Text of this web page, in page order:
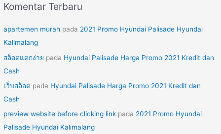
Komentar Terbaru
apartemen murah pada 2021 Promo Hyundai Palisade Hyundai
Kalimalang
สล็อตแตกง่าย pada Hyundai Palisade Harga Promo 2021 Kredit dan
Cash
เว็บสล็อต pada Hyundai Palisade Harga Promo 2021 Kredit dan
Cash
preview website before clicking link pada 2021 Promo Hyundai
Palisade Hyundai Kalimalang